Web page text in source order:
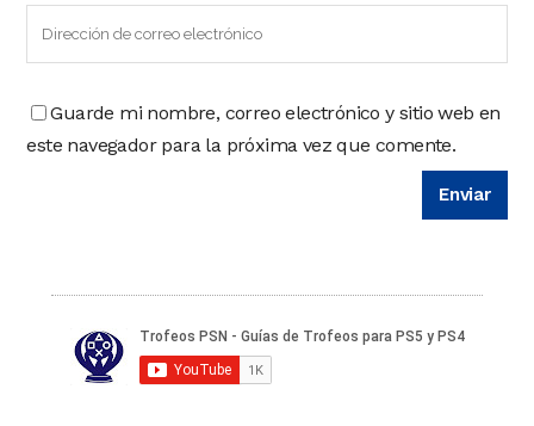
Guarde mi nombre, correo electrónico y sitio web en
este navegador para la próxima vez que comente.